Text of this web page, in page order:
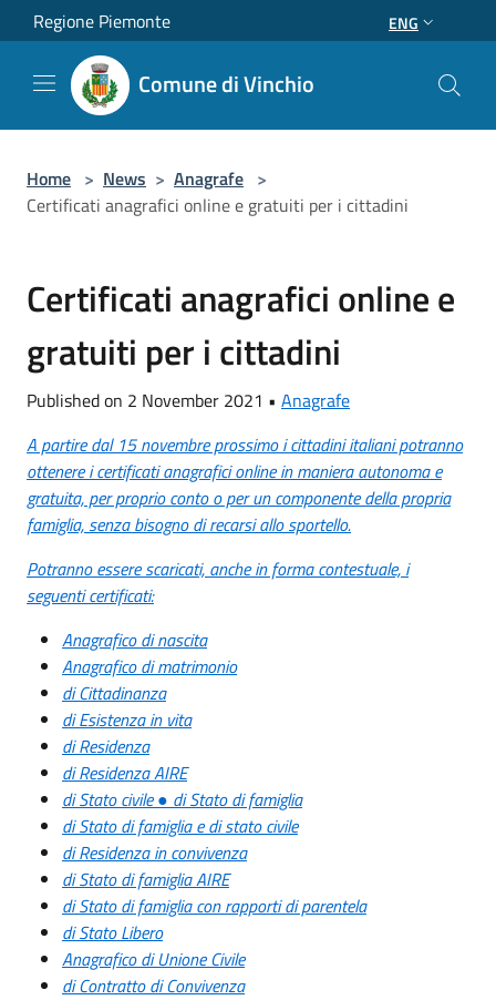
Salta al contenuto principale
Regione Piemonte ENG
Comune di Vinchio
Home > News > Anagrafe >
Certificati anagrafici online e gratuiti per i cittadini
Certificati anagrafici online e
gratuiti per i cittadini
Published on 2 November 2021 • Anagrafe
A partire dal 15 novembre prossimo i cittadini italiani potranno
ottenere i certificati anagrafici online in maniera autonoma e
gratuita, per proprio conto o per un componente della propria
famiglia, senza bisogno di recarsi allo sportello.
Potranno essere scaricati, anche in forma contestuale, i
seguenti certificati:
Anagrafico di nascita
Anagrafico di matrimonio
di Cittadinanza
di Esistenza in vita
di Residenza
di Residenza AIRE
di Stato civile ● di Stato di famiglia
di Stato di famiglia e di stato civile
di Residenza in convivenza
di Stato di famiglia AIRE
di Stato di famiglia con rapporti di parentela
di Stato Libero
Anagrafico di Unione Civile
di Contratto di Convivenza